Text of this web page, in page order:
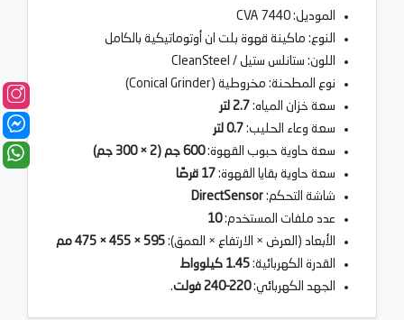
الموديل: CVA 7440
النوع: ماكينة قهوة بلت ان أوتوماتيكية بالكامل
اللون: ستانلس ستيل / CleanSteel
نوع المطحنة: مخروطية (Conical Grinder)
سعة خزان المياه: 2.7 لتر
سعة وعاء الحليب: 0.7 لتر
سعة حاوية حبوب القهوة:600 جم (2 × 300 جم)
سعة حاوية بقايا القهوة: 17 قرصًا
شاشة التحكم: DirectSensor
عدد ملفات المستخدم:10
الأبعاد (العرض × الارتفاع × العمق): 595 × 455 × 475 مم
القدرة الكهربائية: 1.45 كيلوواط
الجهد الكهربائي:220–240 فولت .